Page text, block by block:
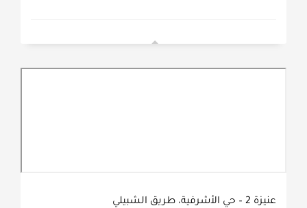
عنيزة 2 – حي الأشرفية، طريق الشبيلي